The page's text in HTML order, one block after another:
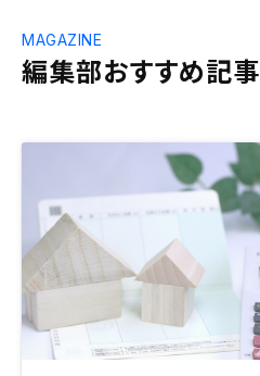
編集部おすすめ記事
MAGAZINE